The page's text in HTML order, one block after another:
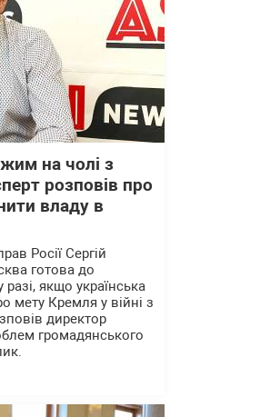
на чолі з
розповів про
владу в
Росії Сергій
готова до
якщо українська
мету Кремля у війні з
директор
громадянського